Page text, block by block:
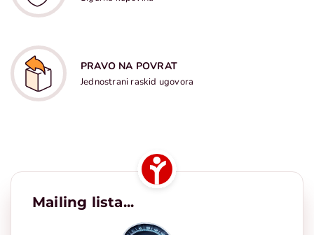
PRAVO NA POVRAT
Jednostrani raskid ugovora
Mailing lista...